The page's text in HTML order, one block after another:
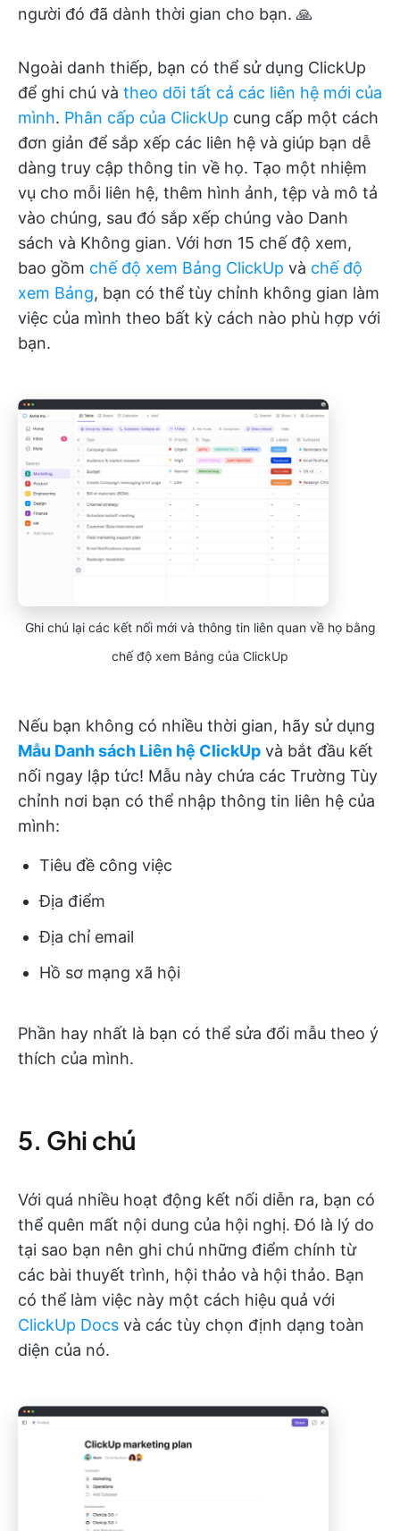
người đó đã dành thời gian cho bạn. 🙏
Ngoài danh thiếp, bạn có thể sử dụng ClickUp
để ghi chú và theo dõi tất cả các liên hệ mới của
mình. Phân cấp của ClickUp cung cấp một cách
đơn giản để sắp xếp các liên hệ và giúp bạn dễ
dàng truy cập thông tin về họ. Tạo một nhiệm
vụ cho mỗi liên hệ, thêm hình ảnh, tệp và mô tả
vào chúng, sau đó sắp xếp chúng vào Danh
sách và Không gian. Với hơn 15 chế độ xem,
bao gồm chế độ xem Bảng ClickUp và chế độ
xem Bảng, bạn có thể tùy chỉnh không gian làm
việc của mình theo bất kỳ cách nào phù hợp với
bạn.
Ghi chú lại các kết nối mới và thông tin liên quan về họ bằng
chế độ xem Bảng của ClickUp
Nếu bạn không có nhiều thời gian, hãy sử dụng
Mẫu Danh sách Liên hệ ClickUp và bắt đầu kết
nối ngay lập tức! Mẫu này chứa các Trường Tùy
chỉnh nơi bạn có thể nhập thông tin liên hệ của
mình:
Tiêu đề công việc
Địa điểm
Địa chỉ email
Hồ sơ mạng xã hội
Phần hay nhất là bạn có thể sửa đổi mẫu theo ý
thích của mình.
5. Ghi chú
Với quá nhiều hoạt động kết nối diễn ra, bạn có
thể quên mất nội dung của hội nghị. Đó là lý do
tại sao bạn nên ghi chú những điểm chính từ
các bài thuyết trình, hội thảo và hội thảo. Bạn
có thể làm việc này một cách hiệu quả với
ClickUp Docs và các tùy chọn định dạng toàn
diện của nó.